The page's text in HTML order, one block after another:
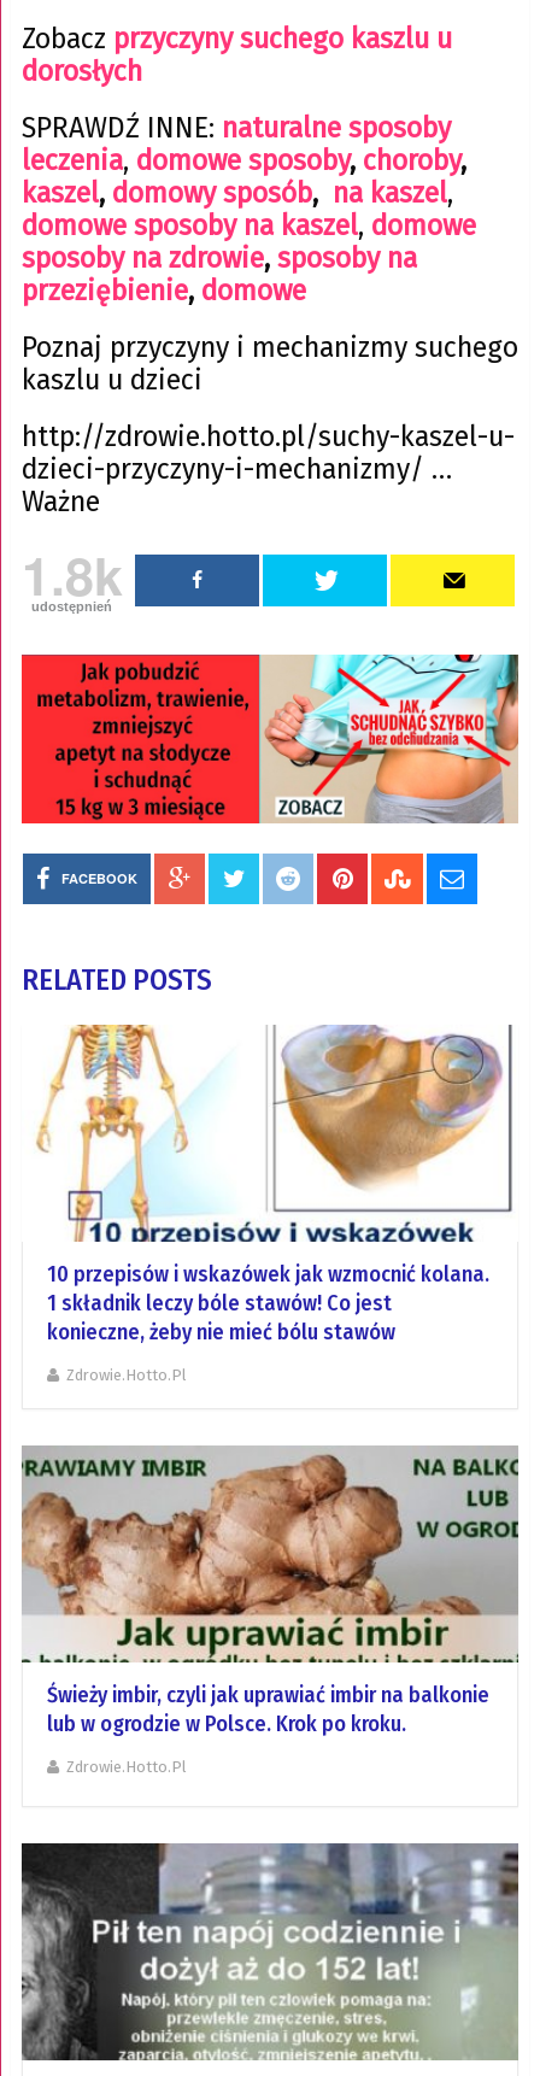
Zobacz przyczyny suchego kaszlu u
dorosłych
SPRAWDŹ INNE: naturalne sposoby
leczenia, domowe sposoby, choroby,
kaszel, domowy sposób, na kaszel,
domowe sposoby na kaszel, domowe
sposoby na zdrowie, sposoby na
przeziębienie, domowe
Poznaj przyczyny i mechanizmy suchego
kaszlu u dzieci
http://zdrowie.hotto.pl/suchy-kaszel-u-
dzieci-przyczyny-i-mechanizmy/ …
Ważne
1.8k
udostępnień
FACEBOOK
RELATED POSTS
10 przepisów i wskazówek jak wzmocnić kolana.
1 składnik leczy bóle stawów! Co jest
konieczne, żeby nie mieć bólu stawów
Zdrowie.hotto.pl
Świeży imbir, czyli jak uprawiać imbir na balkonie
lub w ogrodzie w Polsce. Krok po kroku.
Zdrowie.hotto.pl